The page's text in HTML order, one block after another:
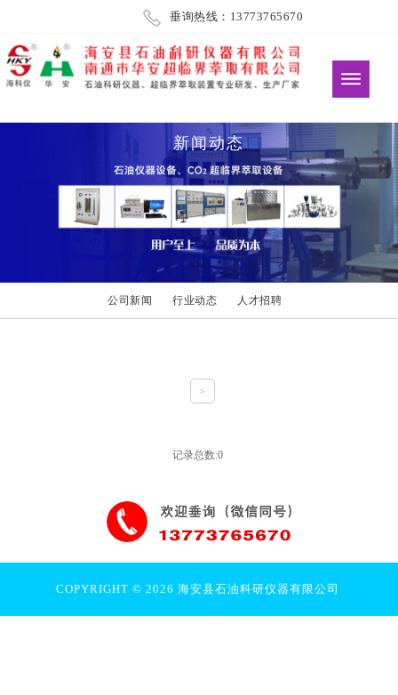
垂询热线：13773765670
新闻动态
公司新闻 行业动态 人才招聘
>
记录总数:0
COPYRIGHT © 2026 海安县石油科研仪器有限公司